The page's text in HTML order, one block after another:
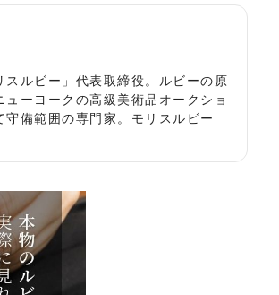
ルビー」代表取締役。ルビーの原
ーヨークの高級美術品オークショ
備範囲の専門家。モリスルビー